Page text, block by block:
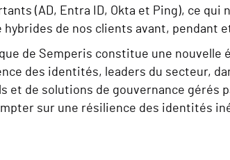
(AD, Entra ID, Okta et Ping), ce
de nos clients avant, pendant
de Semperis constitue une nouvelle
des identités, leaders du secteur,
et de solutions de gouvernance gérés
sur une résilience des identités